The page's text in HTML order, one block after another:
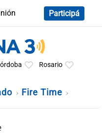
Participá
Rosario
Fire Time